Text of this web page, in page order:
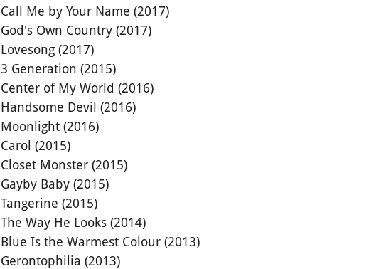
Call Me by Your Name (2017)
God's Own Country (2017)
Lovesong (2017)
3 Generation (2015)
Center of My World (2016)
Handsome Devil (2016)
Moonlight (2016)
Carol (2015)
Closet Monster (2015)
Gayby Baby (2015)
Tangerine (2015)
The Way He Looks (2014)
Blue Is the Warmest Colour (2013)
Gerontophilia (2013)